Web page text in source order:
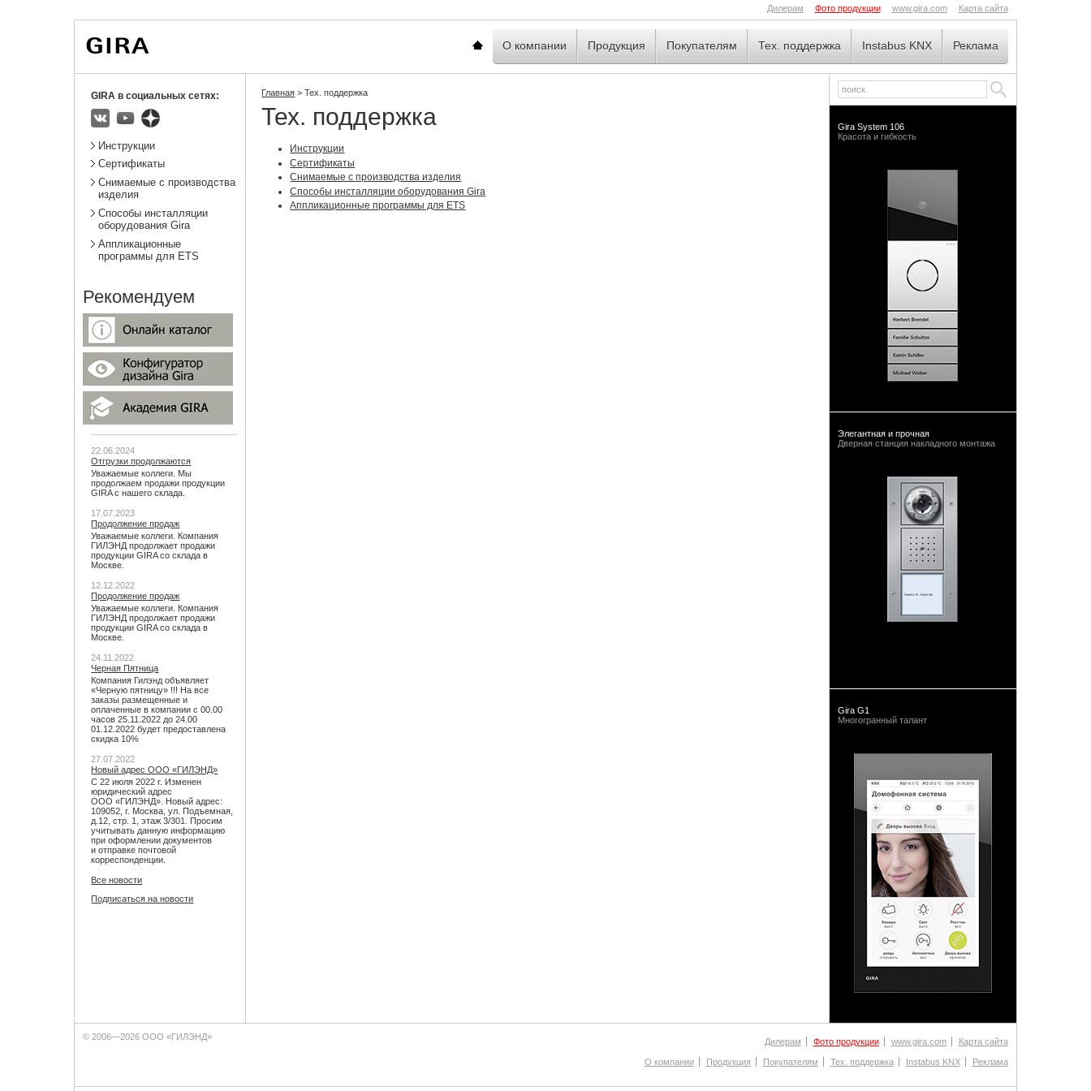
Главная
О компании Продукция Покупателям Тех. поддержка Instabus KNX Реклама
Главная > Тех. поддержка
Тех. поддержка
Инструкции
Сертификаты
Снимаемые с производства изделия
Способы инсталляции оборудования Gira
Аппликационные программы для ETS
GIRA в социальных сетях:
Подразделы
Инструкции
Сертификаты
Снимаемые с производства
изделия
Способы инсталляции
оборудования Gira
Аппликационные
программы для ETS
Рекомендуем
22.06.2024
Отгрузки продолжаются
Уважаемые коллеги. Мы
продолжаем продажи продукции
GIRA с нашего склада.
17.07.2023
Продолжение продаж
Уважаемые коллеги. Компания
ГИЛЭНД продолжает продажи
продукции GIRA со склада в
Москве.
12.12.2022
Продолжение продаж
Уважаемые коллеги. Компания
ГИЛЭНД продолжает продажи
продукции GIRA со склада в
Москве.
24.11.2022
Черная Пятница
Компания Гилэнд объявляет
«Черную пятницу» !!! На все
заказы размещенные и
оплаченные в компании с 00.00
часов 25.11.2022 до 24.00
01.12.2022 будет предоставлена
скидка 10%
27.07.2022
Новый адрес ООО «ГИЛЭНД»
С 22 июля 2022 г. Изменен
юридический адрес
ООО «ГИЛЭНД». Новый адрес:
109052, г. Москва, ул. Подъемная,
д.12, стр. 1, этаж 3/301. Просим
учитывать данную информацию
при оформлении документов
и отправке почтовой
корреспонденции.
Все новости
Подписаться на новости
Gira System 106
Красота и гибкость
Элегантная и прочная
Дверная станция накладного монтажа
Gira G1
Многогранный талант
Дилерам Фото продукции www.gira.com Карта сайта
Дилерам Фото продукции www.gira.com Карта сайта
О компании Продукция Покупателям Тех. поддержка Instabus KNX Реклама
© 2006—2026 ООО «ГИЛЭНД»